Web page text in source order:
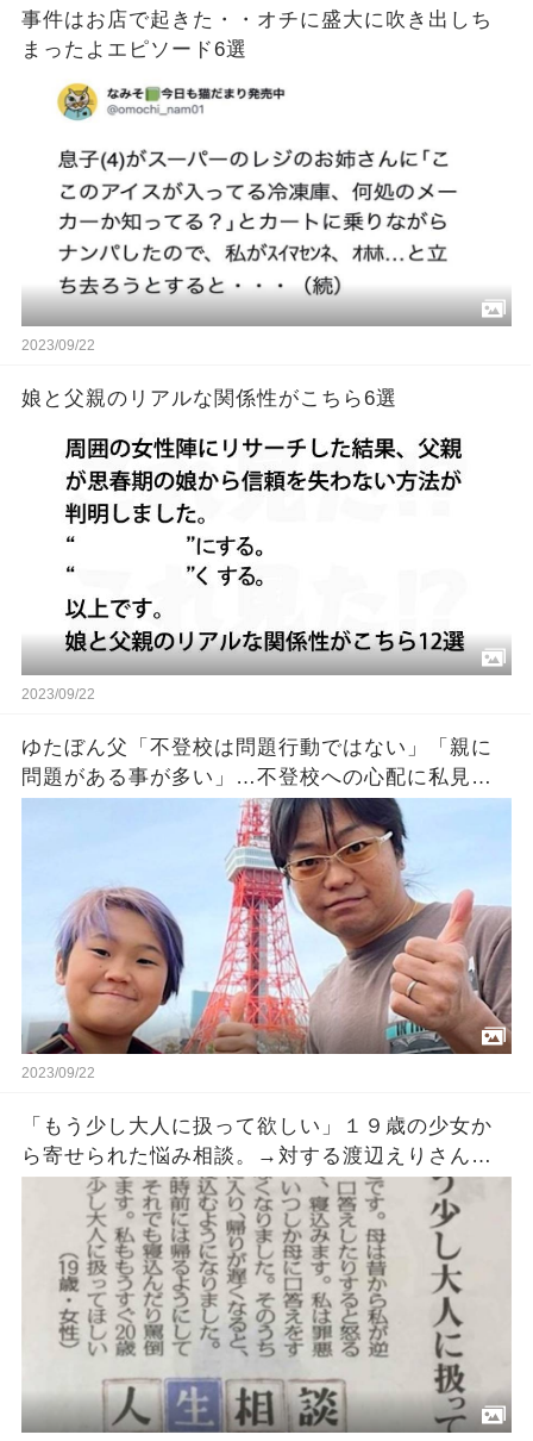
事件はお店で起きた・・オチに盛大に吹き出しち
まったよエピソード6選
2023/09/22
娘と父親のリアルな関係性がこちら6選
2023/09/22
ゆたぼん父「不登校は問題行動ではない」「親に
問題がある事が多い」…不登校への心配に私見を
2023/09/22
「もう少し大人に扱って欲しい」１９歳の少女か
ら寄せられた悩み相談。→対する渡辺えりさんの
回答が気持ちいいほどさっぱりしていて突き刺さ
る・・！